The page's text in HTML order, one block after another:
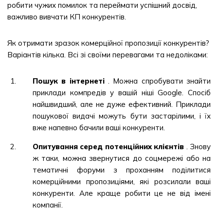
робити чужих помилок та переймати успішний досвід,
важливо вивчати КП конкурентів.
Як отримати зразок комерційної пропозиції конкурентів?
Варіантів кілька. Всі зі своїми перевагами та недоліками:
Пошук в інтернеті. Можна спробувати знайти
приклади компредів у вашій ніші Google. Спосіб
найшвидший, але не дуже ефективний. Приклади
пошукової видачі можуть бути застарілими, і їх
вже напевно бачили ваші конкуренти.
Опитування серед потенційних клієнтів . Знову
ж таки, можна звернутися до соцмережі або на
тематичні форуми з проханням поділитися
комерційними пропозиціями, які розсилали ваші
конкуренти. Але краще робити це не від імені
компанії.